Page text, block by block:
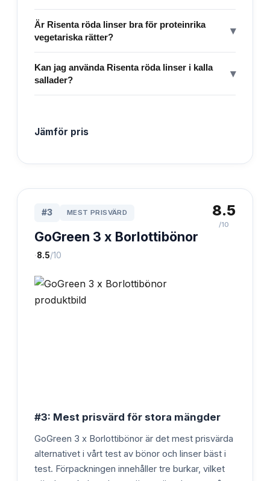
Är Risenta röda linser bra för proteinrika
vegetariska rätter?
▾
Kan jag använda Risenta röda linser i kalla
sallader?
▾
Jämför pris
#3 MEST PRISVÄRD
GoGreen 3 x Borlottibönor
·8.5/10
8.5
/10
#3: Mest prisvärd för stora mängder
GoGreen 3 x Borlottibönor är det mest prisvärda
alternativet i vårt test av bönor och linser bäst i
test. Förpackningen innehåller tre burkar, vilket